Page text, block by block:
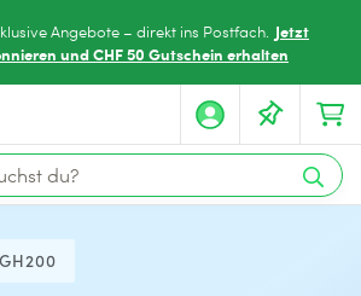
Angebote – direkt ins Postfach. Jetzt
und CHF 50 Gutschein erhalten
GH200